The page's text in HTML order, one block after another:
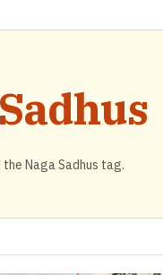
Naga Sadhus tag.